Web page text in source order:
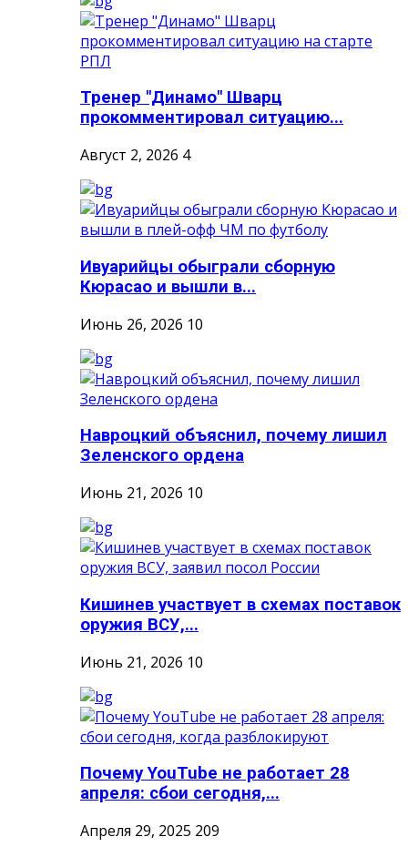
Тренер "Динамо" Шварц
прокомментировал ситуацию...
Август 2, 2026 4
Ивуарийцы обыграли сборную
Кюрасао и вышли в...
Июнь 26, 2026 10
Навроцкий объяснил, почему лишил
Зеленского ордена
Июнь 21, 2026 10
Кишинев участвует в схемах поставок
оружия ВСУ,...
Июнь 21, 2026 10
Почему YouTube не работает 28
апреля: сбои сегодня,...
Апреля 29, 2025 209